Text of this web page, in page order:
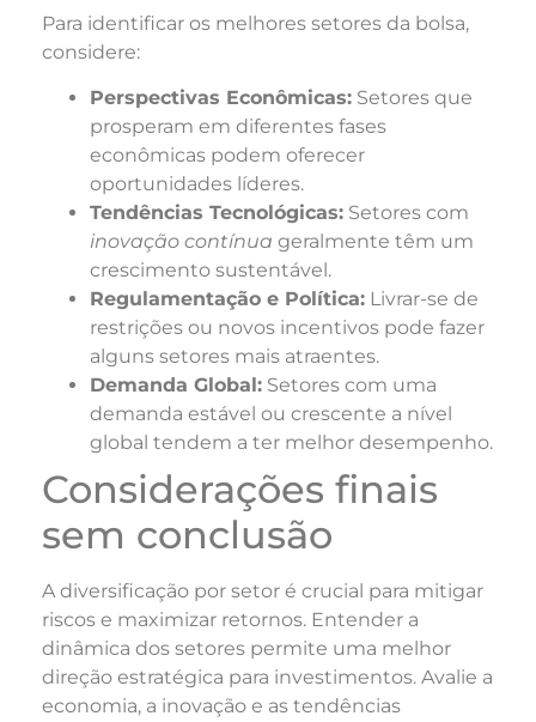
Para identificar os melhores setores da bolsa,
considere:
Perspectivas Econômicas: Setores que
prosperam em diferentes fases
econômicas podem oferecer
oportunidades líderes.
Tendências Tecnológicas: Setores com
inovação contínua geralmente têm um
crescimento sustentável.
Regulamentação e Política: Livrar-se de
restrições ou novos incentivos pode fazer
alguns setores mais atraentes.
Demanda Global: Setores com uma
demanda estável ou crescente a nível
global tendem a ter melhor desempenho.
Considerações finais
sem conclusão
A diversificação por setor é crucial para mitigar
riscos e maximizar retornos. Entender a
dinâmica dos setores permite uma melhor
direção estratégica para investimentos. Avalie a
economia, a inovação e as tendências